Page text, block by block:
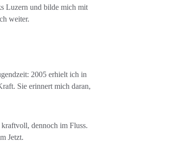
Luzern und bilde mich mit
weiter.
2005 erhielt ich in
Sie erinnert mich daran,
dennoch im Fluss.
Jetzt.